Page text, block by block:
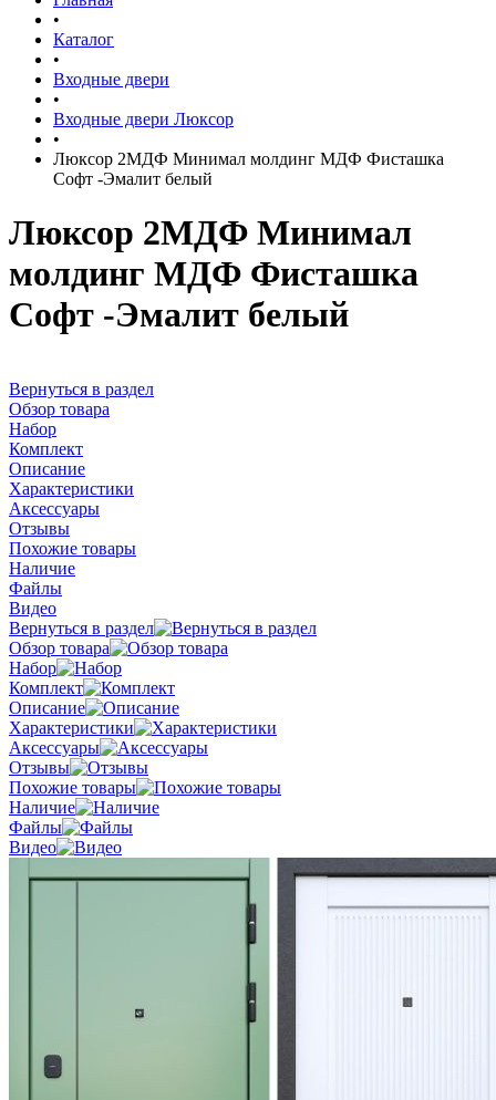
•
Каталог
•
Входные двери
•
Входные двери Люксор
•
Люксор 2МДФ Минимал молдинг МДФ Фисташка
Софт -Эмалит белый
Люксор 2МДФ Минимал
молдинг МДФ Фисташка
Софт -Эмалит белый
Вернуться в раздел
Обзор товара
Набор
Комплект
Описание
Характеристики
Аксессуары
Отзывы
Похожие товары
Наличие
Файлы
Видео
Вернуться в раздел
Обзор товара
Набор
Комплект
Описание
Характеристики
Аксессуары
Отзывы
Похожие товары
Наличие
Файлы
Видео